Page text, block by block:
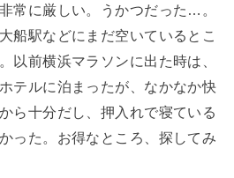
常に厳しい。うかつだった…。
船駅などにまだ空いているとこ
以前横浜マラソンに出た時は、
テルに泊まったが、なかなか快
ら十分だし、押入れで寝ている
った。お得なところ、探してみ